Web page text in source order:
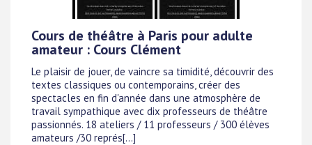
Cours de théâtre à Paris pour adulte
amateur : Cours Clément
Le plaisir de jouer, de vaincre sa timidité, découvrir des
textes classiques ou contemporains, créer des
spectacles en fin d'année dans une atmosphère de
travail sympathique avec dix professeurs de théâtre
passionnés. 18 ateliers / 11 professeurs / 300 élèves
amateurs /30 représ[...]